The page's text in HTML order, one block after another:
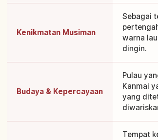
Kenikmatan Musiman
Sebagai
warna
dingin.
Budaya & Kepercayaan
Pulau
Kanmai
yang
Tempat